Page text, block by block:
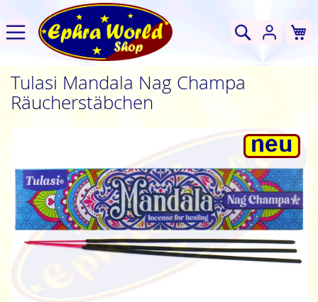
Suche
Tulasi Mandala Nag Champa
Räucherstäbchen
Bildgalerie
springen